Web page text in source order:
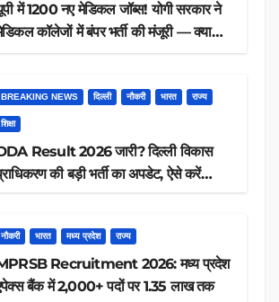
में 1200 नए मेडिकल जॉब्स! योगी सरकार ने
कॉलेजों में बंपर भर्ती की मंजूरी — क्या
BREAKING NEWS दिल्ली नौकरी भारत राज्य
शिक्षा
Result 2026 जारी? दिल्ली विकास
की बड़ी भर्ती का अपडेट, ऐसे करें
नौकरी भारत मध्य प्रदेश राज्य
Recruitment 2026: मध्य प्रदेश
बैंक में 2,000+ पदों पर 1.35 लाख तक